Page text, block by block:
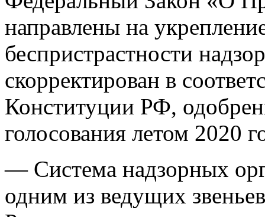
направлены на
беспристрастности
скорректирован в
Конституции РФ,
голосования летом 2020
— Система надзорных
одним из ведущих